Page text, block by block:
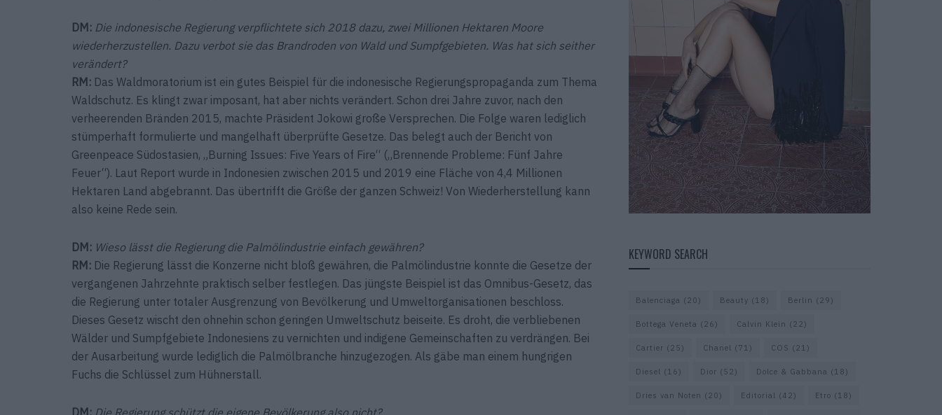
DM: Die indonesische Regierung verpflichtete sich 2018 dazu, zwei Millionen Hektaren Moore
wiederherzustellen. Dazu verbot sie das Brandroden von Wald und Sumpfgebieten. Was hat sich seither
verändert?
RM: Das Waldmoratorium ist ein gutes Beispiel für die indonesische Regierungspropaganda zum Thema
Waldschutz. Es klingt zwar imposant, hat aber nichts verändert. Schon drei Jahre zuvor, nach den
verheerenden Bränden 2015, machte Präsident Jokowi große Versprechen. Die Folge waren lediglich
stümperhaft ­formulierte und mangelhaft überprüfte Gesetze. Das belegt auch der Bericht von
Greenpeace Südostasien, „Burning Issues: Five Years of Fire“ („Brennende Probleme: Fünf Jahre
Feuer“). Laut Report wurde in Indonesien ­zwischen 2015 und 2019 eine Fläche von 4,4 Millionen
Hektaren Land abgebrannt. Das übertrifft die Größe der ganzen Schweiz! Von Wiederherstellung kann
also keine Rede sein.
DM: Wieso lässt die Regierung die Palmölindustrie ­einfach gewähren?
RM: Die Regierung lässt die Konzerne nicht bloß gewähren, die Palmölindustrie konnte die Gesetze der
vergangenen Jahrzehnte praktisch selber festlegen. Das jüngste ­Beispiel ist das Omnibus-Gesetz, das
die Regierung unter totaler Ausgrenzung von Bevölkerung und Umweltorganisationen beschloss.
Dieses Gesetz wischt den ohnehin schon geringen Umweltschutz beiseite. Es droht, die verbliebenen
Wälder und Sumpfgebiete ­Indonesiens zu vernichten und indigene Gemeinschaften zu verdrängen. Bei
der Ausarbeitung wurde lediglich die Palmölbranche hinzugezogen. Als gäbe man einem hungrigen
Fuchs die Schlüssel zum Hühnerstall.
DM: Die Regierung schützt die eigene Bevölkerung also nicht?
KEYWORD SEARCH
Balenciaga (20) Beauty (18) Berlin (29)
Bottega Veneta (26) Calvin Klein (22)
Cartier (25) Chanel (71) COS (21)
Diesel (16) Dior (52) Dolce & Gabbana (18)
Dries van Noten (20) Editorial (42) Etro (18)